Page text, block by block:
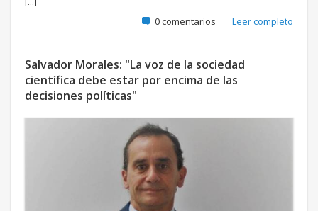
0 comentarios
Leer completo
Salvador Morales: "La voz de la sociedad
científica debe estar por encima de las
decisiones políticas"